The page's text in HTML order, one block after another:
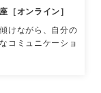
［オンライン］
けながら、自分の
コミュニケーショ